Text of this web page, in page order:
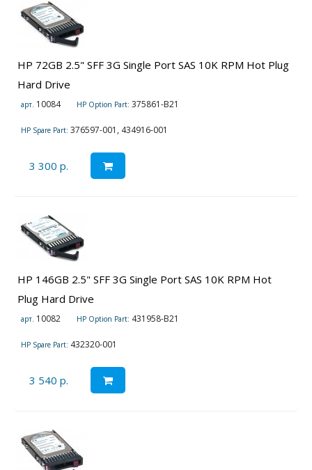
HP 72GB 2.5" SFF 3G Single Port SAS 10K RPM Hot Plug
Hard Drive
арт. 10084 HP Option Part: 375861-B21
HP Spare Part: 376597-001, 434916-001
3 300 р.
HP 146GB 2.5" SFF 3G Single Port SAS 10K RPM Hot
Plug Hard Drive
арт. 10082 HP Option Part: 431958-B21
HP Spare Part: 432320-001
3 540 р.